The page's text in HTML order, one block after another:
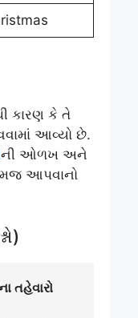
કારણ કે તે
આવ્યો છે.
ની ઓળખ અને
આપવાનો
તહેવારો